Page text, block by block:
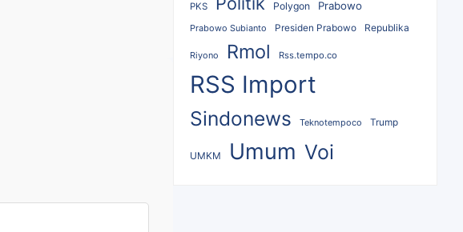
PKS Polygon Prabowo
Prabowo Subianto Presiden Prabowo Republika
Riyono Rmol Rss.tempo.co
RSS Import
Sindonews Teknotempoco Trump
UMKM Umum Voi